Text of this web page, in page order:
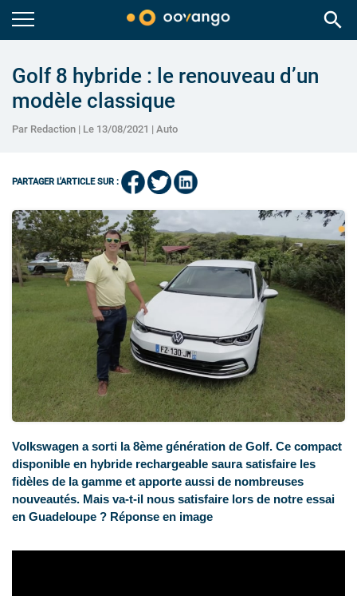
search
Golf 8 hybride : le renouveau d’un
modèle classique
Par Redaction | Le 13/08/2021 | Auto
PARTAGER L'ARTICLE SUR :
Volkswagen a sorti la 8ème génération de Golf. Ce compact
disponible en hybride rechargeable saura satisfaire les
fidèles de la gamme et apporte aussi de nombreuses
nouveautés. Mais va-t-il nous satisfaire lors de notre essai
en Guadeloupe ? Réponse en image